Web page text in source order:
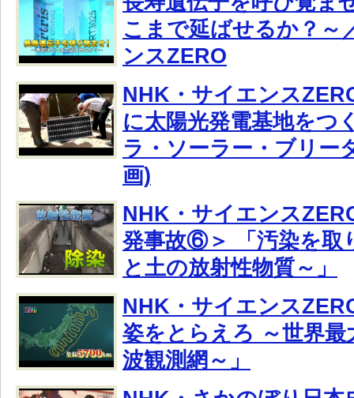
こまで延ばせるか？～
ンスZERO
NHK・サイエンス
に太陽光発電基地をつ
ラ・ソーラー・ブリー
画)
NHK・サイエンス
発事故⑥＞ 「汚染を取
と土の放射性物質～」
NHK・サイエンス
姿をとらえろ ～世界最
波観測網～」